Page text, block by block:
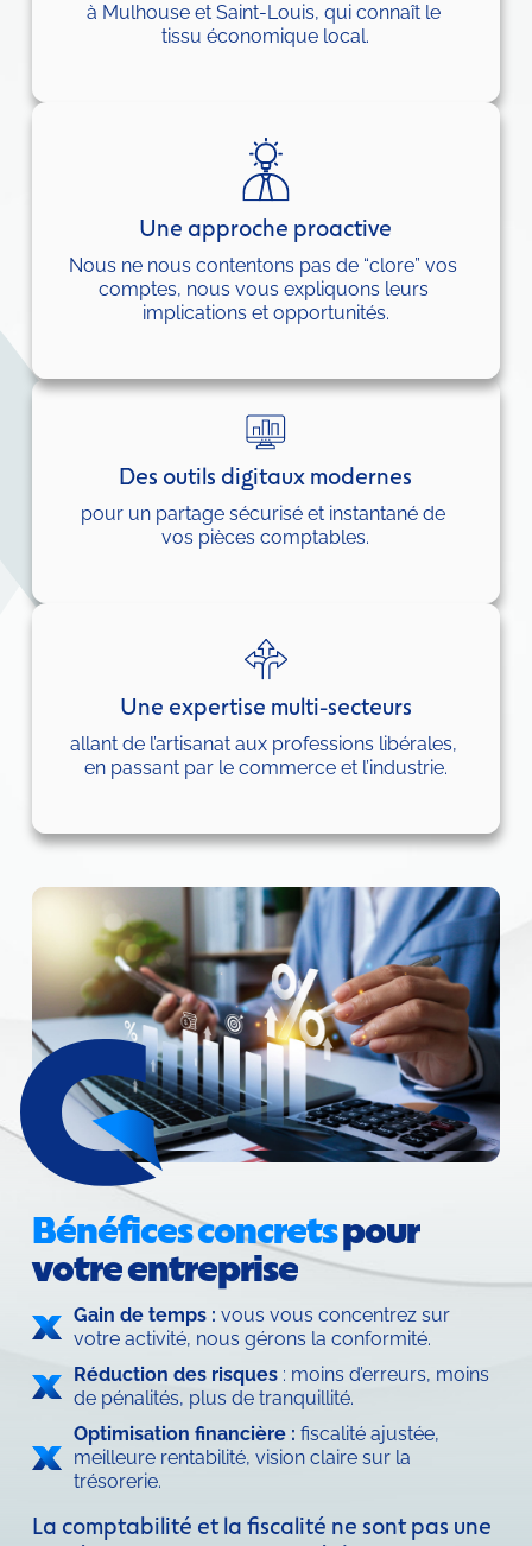
à Mulhouse et Saint-Louis, qui connaît le
tissu économique local.
Une approche proactive
Nous ne nous contentons pas de “clore” vos
comptes, nous vous expliquons leurs
implications et opportunités.
Des outils digitaux modernes
pour un partage sécurisé et instantané de
vos pièces comptables.
Une expertise multi-secteurs
allant de l’artisanat aux professions libérales,
en passant par le commerce et l’industrie.
Bénéfices concrets pour
votre entreprise
Gain de temps : vous vous concentrez sur
votre activité, nous gérons la conformité.
Réduction des risques : moins d’erreurs, moins
de pénalités, plus de tranquillité.
Optimisation financière : fiscalité ajustée,
meilleure rentabilité, vision claire sur la
trésorerie.
La comptabilité et la fiscalité ne sont pas une